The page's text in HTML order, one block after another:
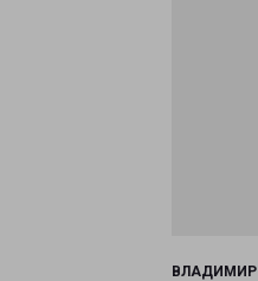
ВЛАДИМИР